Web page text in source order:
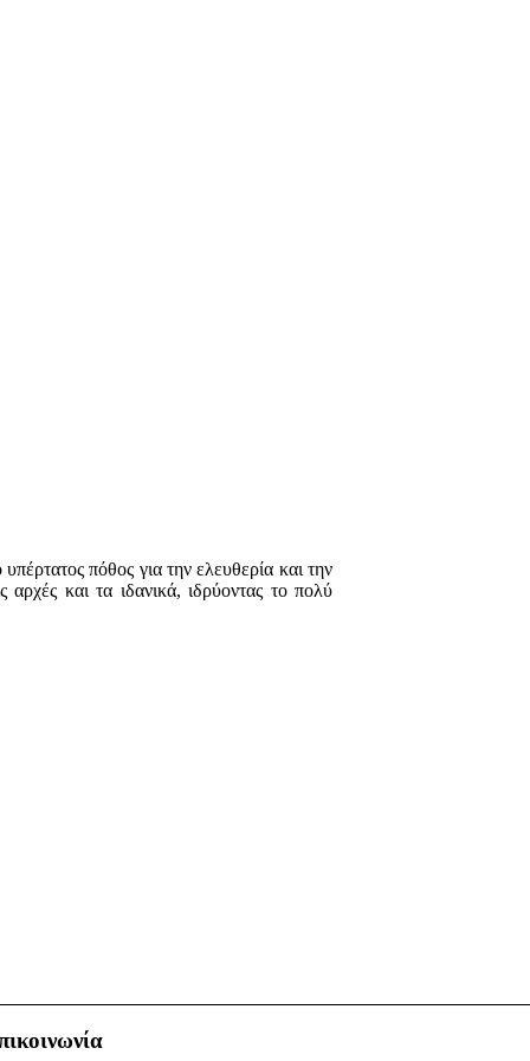
πόθος για την ελευθερία και την
και τα ιδανικά, ιδρύοντας το πολύ